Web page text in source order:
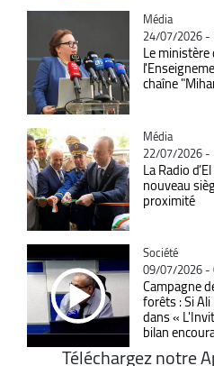
Catégorie
Média
24/07/2026 -
Le
chaîne
Catégorie
Média
22/07/2026 -
La Radio
nouveau
proximité
Catégorie
Société
09/07/2026 -
Campagne
forêts : Si
dans «
bilan
Téléchargez notre